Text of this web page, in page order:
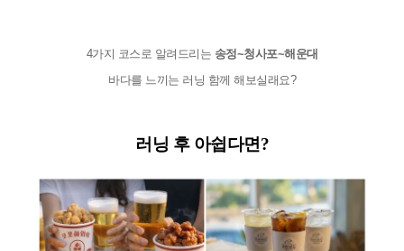
4가지 코스로 알려드리는 송정~청사포~해운대
바다를 느끼는 러닝 함께 해보실래요?
러닝 후 아쉽다면?